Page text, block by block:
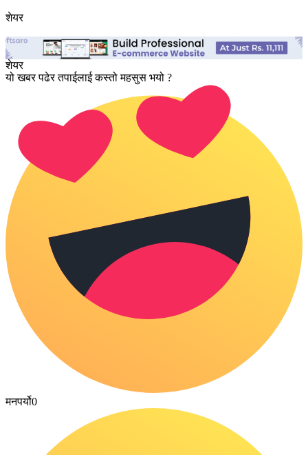
शेयर
शेयर
यो खबर पढेर तपाईलाई कस्तो महसुस भयो ?
मनपर्यो0